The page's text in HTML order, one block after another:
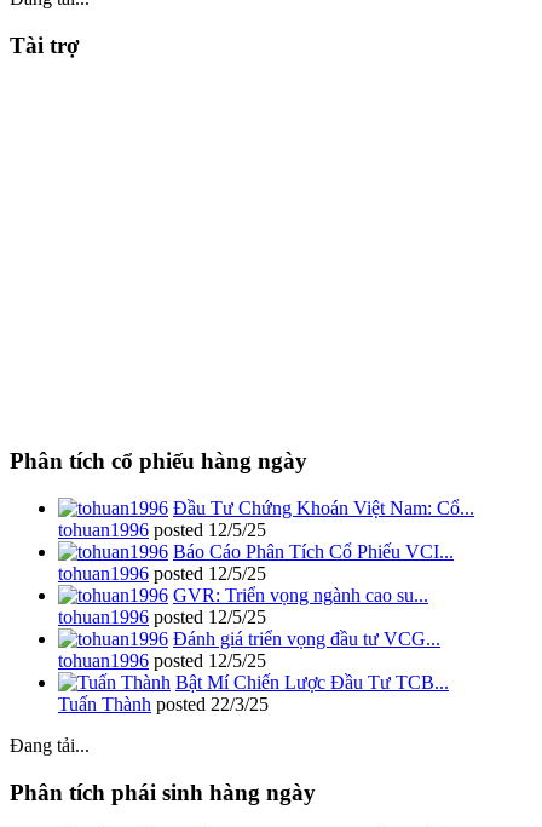
Tài trợ
Phân tích cổ phiếu hàng ngày
Đầu Tư Chứng Khoán Việt Nam: Cổ...
tohuan1996 posted 12/5/25
Báo Cáo Phân Tích Cổ Phiếu VCI...
tohuan1996 posted 12/5/25
GVR: Triển vọng ngành cao su...
tohuan1996 posted 12/5/25
Đánh giá triển vọng đầu tư VCG...
tohuan1996 posted 12/5/25
Bật Mí Chiến Lược Đầu Tư TCB...
Tuấn Thành posted 22/3/25
Đang tải...
Phân tích phái sinh hàng ngày